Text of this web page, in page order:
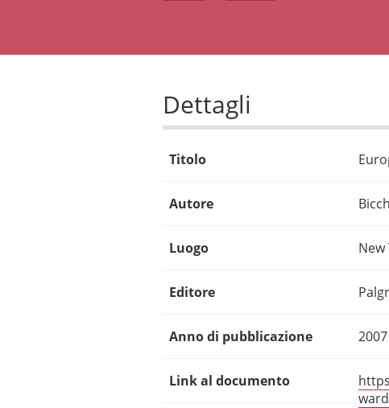
Dettagli
Titolo
Autore
Luogo New
Editore
Anno di pubblicazione 2007
Link al documento